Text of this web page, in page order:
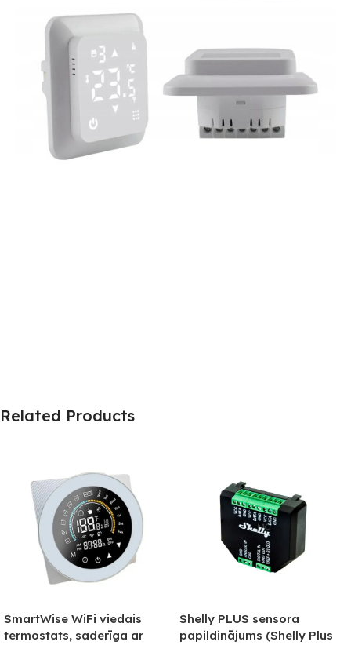
Related Products
SmartWise WiFi viedais
termostats, saderīga ar
Shelly PLUS sensora
papildinājums (Shelly Plus